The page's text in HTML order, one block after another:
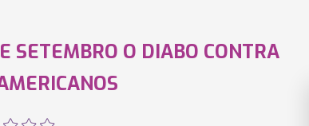
SETEMBRO O DIABO CONTRA